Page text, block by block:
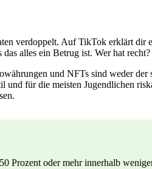
verdoppelt. Auf TikTok erklärt dir
alles ein Betrug ist. Wer hat recht?
und NFTs sind weder der
für die meisten Jugendlichen
Prozent oder mehr innerhalb